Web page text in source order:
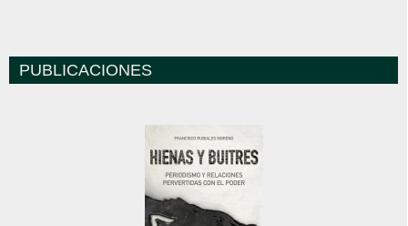
PUBLICACIONES